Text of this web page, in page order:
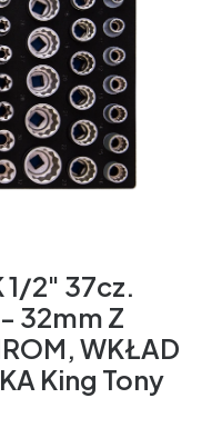
1/2" 37cz.
32mm Z
WKŁAD
King Tony